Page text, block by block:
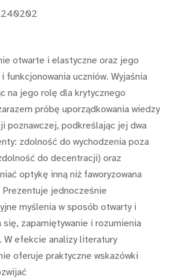
otwarte i elastyczne oraz jego
funkcjonowania uczniów. Wyjaśnia
na jego rolę dla krytycznego
próbę uporządkowania wiedzy
poznawczej, podkreślając jej dwa
zdolność do wychodzenia poza
do decentracji) oraz
optykę inną niż faworyzowana
jednocześnie
myślenia w sposób otwarty i
zapamiętywanie i rozumienia
W efekcie analizy literatury
oferuje praktyczne wskazówki